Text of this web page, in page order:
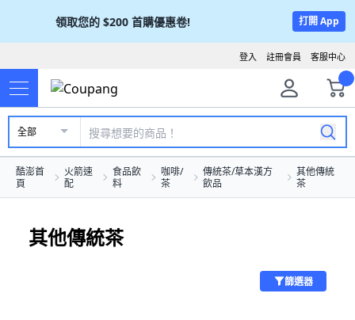
領取您的 $200 首購優惠卷! 打開 App
客服中心
註冊會員
登入
全部
酷澎首
頁
火箭速
配
食品飲
料
咖啡/
茶
傳統茶/草本漢方
飲品
其他傳統
茶
其他傳統茶
篩選器